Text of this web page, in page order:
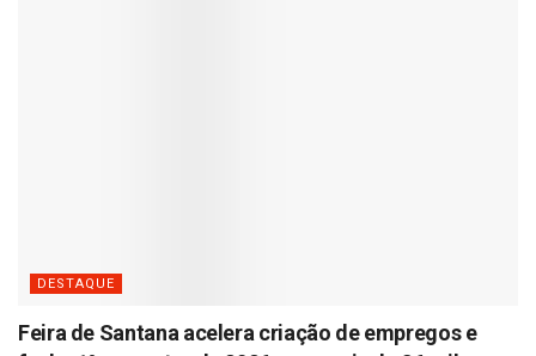
DESTAQUE
Feira de Santana acelera criação de empregos e